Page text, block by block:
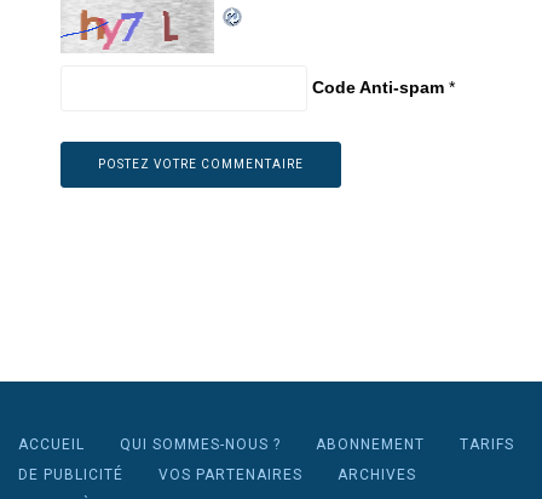
Code Anti-spam *
ACCUEIL QUI SOMMES-NOUS ? ABONNEMENT
TARIFS
DE PUBLICITÉ
VOS PARTENAIRES
ARCHIVES